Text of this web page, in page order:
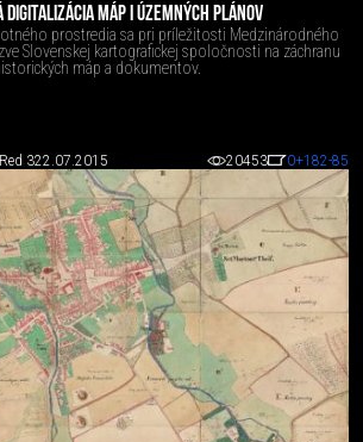
DIGITALIZÁCIA MÁP I ÚZEMNÝCH PLÁNOV
prostredia sa pri príležitosti Medzinárodného
Slovenskej kartografickej spoločnosti na záchranu
máp a dokumentov.
Red 322.07.2015 20453 0+182-85